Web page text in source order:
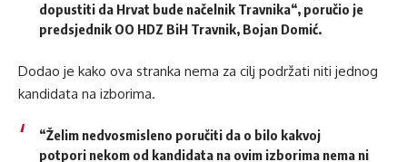
dopustiti da Hrvat bude načelnik Travnika“, poručio je
predsjednik OO HDZ BiH Travnik, Bojan Domić.
Dodao je kako ova stranka nema za cilj podržati niti jednog
kandidata na izborima.
“Želim nedvosmisleno poručiti da o bilo kakvoj
potpori nekom od kandidata na ovim izborima nema ni